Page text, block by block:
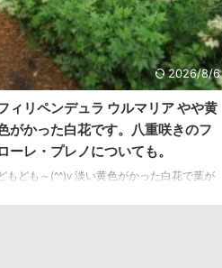
2026/8/6
ィリペンデュラ ウルマリア やや黄
がかった白花です。八重咲きのフ
ーレ・プレノについても。
もども～(^^)v 淡い黄色がかった白花で葉が